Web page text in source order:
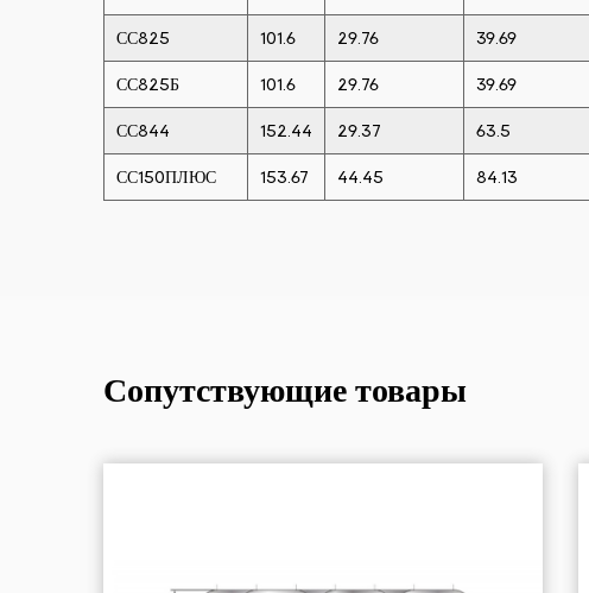
СС825 101.6 29.76 39.69
СС825Б 101.6 29.76 39.69
СС844 152.44 29.37 63.5
СС150ПЛЮС 153.67 44.45 84.13
Сопутствующие товары